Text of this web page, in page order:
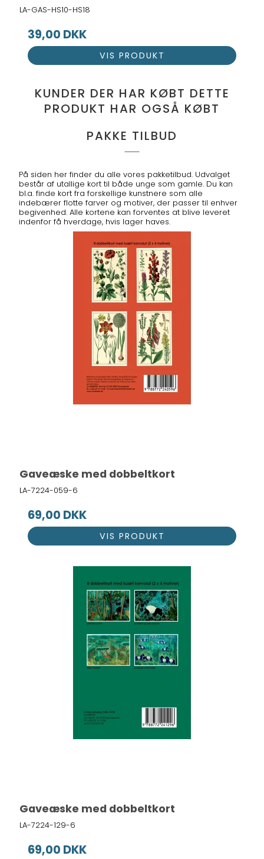
LA-GAS-HS10-HS18
39,00 DKK
VIS PRODUKT
KUNDER DER HAR KØBT DETTE
PRODUKT HAR OGSÅ KØBT
PAKKE TILBUD
På siden her finder du alle vores pakketilbud. Udvalget
består af utallige kort til både unge som gamle. Du kan
bl.a. finde kort fra forskellige kunstnere som alle
indebærer flotte farver og motiver, der passer til enhver
begivenhed. Alle kortene kan forventes at blive leveret
indenfor få hverdage, hvis lager haves.
Gaveæske med dobbeltkort
LA-7224-059-6
69,00 DKK
VIS PRODUKT
Gaveæske med dobbeltkort
LA-7224-129-6
69,00 DKK